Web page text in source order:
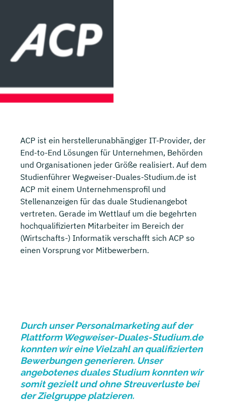
ACP ist ein herstellerunabhängiger IT-Provider, der
End-to-End Lösungen für Unternehmen, Behörden
und Organisationen jeder Größe realisiert. Auf dem
Studienführer Wegweiser-Duales-Studium.de ist
ACP mit einem Unternehmensprofil und
Stellenanzeigen für das duale Studienangebot
vertreten. Gerade im Wettlauf um die begehrten
hochqualifizierten Mitarbeiter im Bereich der
(Wirtschafts-) Informatik verschafft sich ACP so
einen Vorsprung vor Mitbewerbern.
Durch unser Personalmarketing auf der
Plattform Wegweiser-Duales-Studium.de
konnten wir eine Vielzahl an qualifizierten
Bewerbungen generieren. Unser
angebotenes duales Studium konnten wir
somit gezielt und ohne Streuverluste bei
der Zielgruppe platzieren.